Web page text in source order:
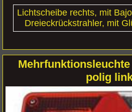
Lichtscheibe rechts, mit
Dreieckrückstrahler, mit
polig